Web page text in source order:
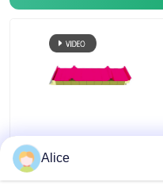
pannello sandwich in
lana di vetro
impermeabile a fuoco
Alice